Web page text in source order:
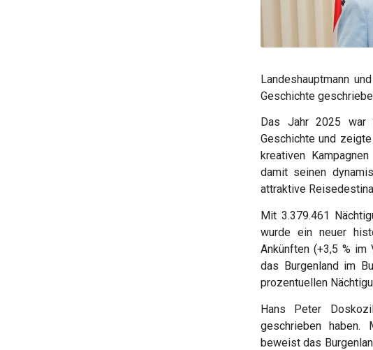
Landeshauptmann
Geschichte
Das Jahr 2025 war
Geschichte und
kreativen
damit seinen
attraktive
Mit 3.379.461
wurde ein neuer
Ankünften (+3,5 %
das Burgenland im
prozentuellen
Hans Peter
geschrieben haben.
beweist das